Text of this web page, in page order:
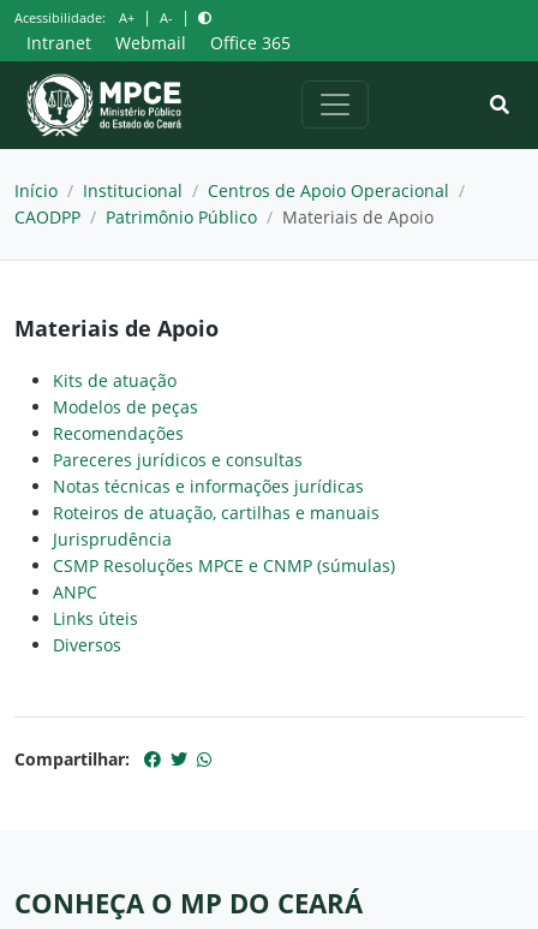
Pular
para
o
conteúdo
Acessibilidade: A+ | A- |
Intranet Webmail Office 365
Início / Institucional / Centros de Apoio Operacional /
CAODPP / Patrimônio Público / Materiais de Apoio
Materiais de Apoio
Kits de atuação
Modelos de peças
Recomendações
Pareceres jurídicos e consultas
Notas técnicas e informações jurídicas
Roteiros de atuação, cartilhas e manuais
Jurisprudência
CSMP Resoluções MPCE e CNMP (súmulas)
ANPC
Links úteis
Diversos
Compartilhar:
CONHEÇA O MP DO CEARÁ